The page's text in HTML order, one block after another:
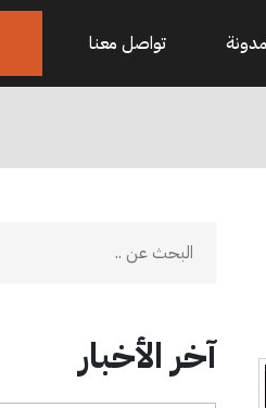
تواصل معنا
آخر الأخبار